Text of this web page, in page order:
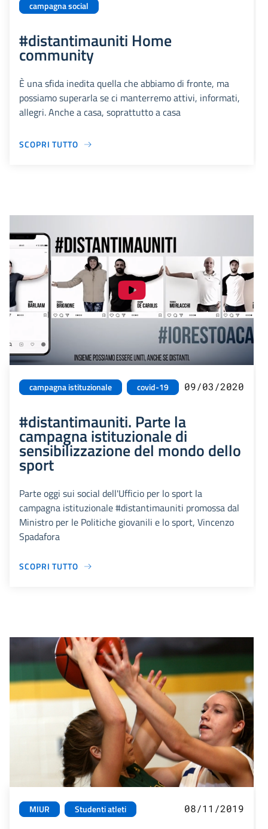
campagna social
#distantimauniti Home
community
È una sfida inedita quella che abbiamo di fronte, ma
possiamo superarla se ci manterremo attivi, informati,
allegri. Anche a casa, soprattutto a casa
SCOPRI TUTTO
campagna istituzionale covid-19 09/03/2020
#distantimauniti. Parte la
campagna istituzionale di
sensibilizzazione del mondo dello
sport
Parte oggi sui social dell'Ufficio per lo sport la
campagna istituzionale #distantimauniti promossa dal
Ministro per le Politiche giovanili e lo sport, Vincenzo
Spadafora
SCOPRI TUTTO
MIUR Studenti atleti 08/11/2019